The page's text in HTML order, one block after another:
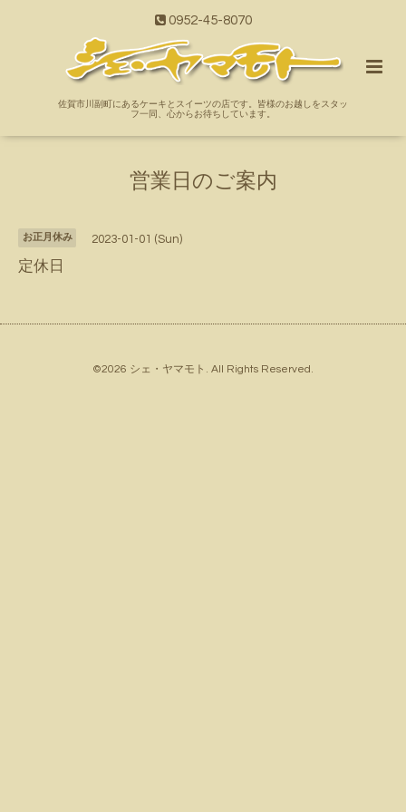
0952-45-8070
佐賀市川副町にあるケーキとスイーツの店です。皆様のお越しをスタッ
フ一同、心からお待ちしています。
営業日のご案内
お正月休み 2023-01-01 (Sun)
定休日
©2026 シェ・ヤマモト . All Rights Reserved.